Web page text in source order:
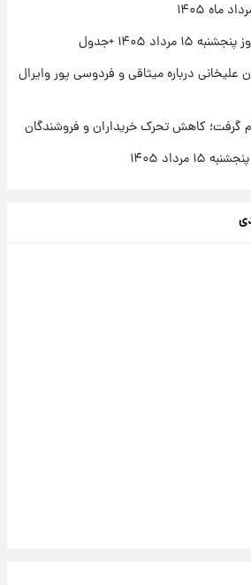
آغاز طرح جدید فروش مشارکت در تولید سایپا؛
نام خودرو، مبلغ پیش پرداخت و زمان تحویل |
سود مشارکت چند درصد است؟
۱۴۰۵ +جدول
درباره میثاقی و فردوسی پور وایرال
گرفت؛ کاهش تحرک خریداران و فروشندگان
۱۴۰۵